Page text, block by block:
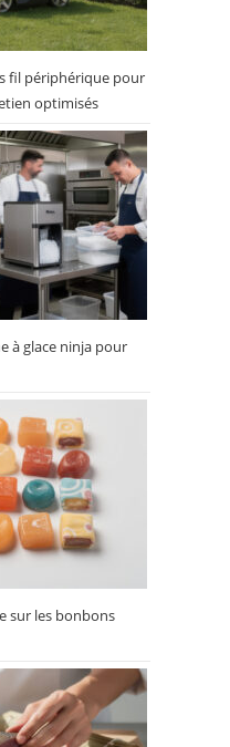
fil périphérique pour
optimisés
à glace ninja pour
sur les bonbons